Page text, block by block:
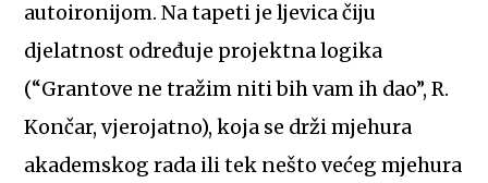
autoironijom. Na tapeti je ljevica čiju
djelatnost određuje projektna logika
(“Grantove ne tražim niti bih vam ih dao”, R.
Končar, vjerojatno), koja se drži mjehura
akademskog rada ili tek nešto većeg mjehura